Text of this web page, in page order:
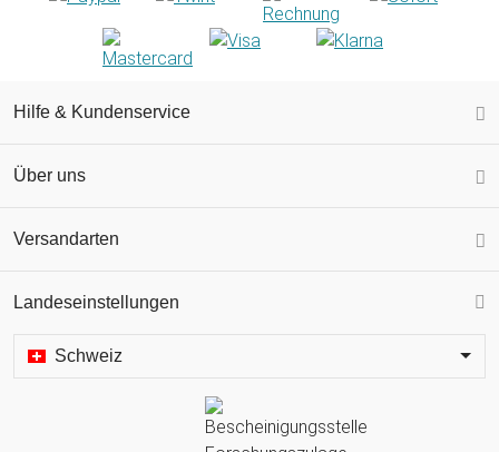
Hilfe & Kundenservice
Über uns
Versandarten
Landeseinstellungen
Schweiz